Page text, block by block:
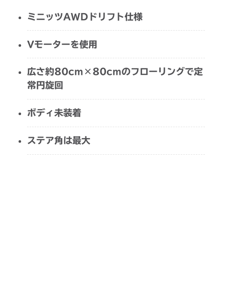
ミニッツAWDドリフト仕様
Vモーターを使用
広さ約80cm×80cmのフローリングで定
常円旋回
ボディ未装着
ステア角は最大